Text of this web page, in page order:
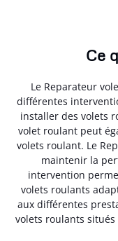
Ce
Le Reparateur
différentes
installer des volets
volet roulant peut
volets roulant. Le
maintenir la
intervention
volets roulants
aux différentes
volets roulants